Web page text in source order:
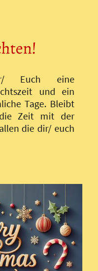
Euch eine
und ein
Tage. Bleibt
Zeit mit der
die dir/ euch